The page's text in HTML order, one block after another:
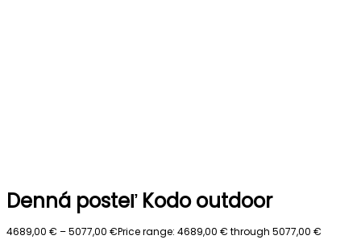
Denná posteľ Kodo outdoor
4689,00 € –5077,00 €Price range: 4689,00 € through 5077,00 €